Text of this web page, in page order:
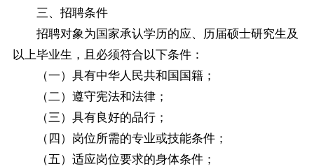
三、招聘条件
招聘对象为国家承认学历的应、历届硕士研究生及
以上毕业生，且必须符合以下条件：
（一）具有中华人民共和国国籍；
（二）遵守宪法和法律；
（三）具有良好的品行；
（四）岗位所需的专业或技能条件；
（五）适应岗位要求的身体条件；